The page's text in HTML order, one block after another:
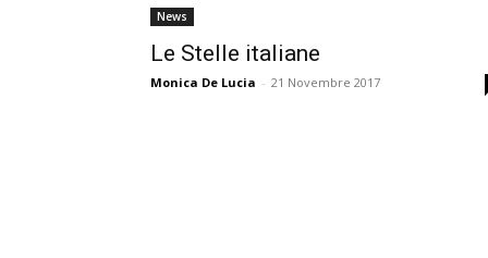
News
Le Stelle italiane
Monica De Lucia - 21 Novembre 2017